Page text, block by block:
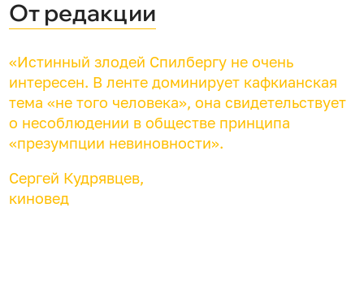
От редакции
«Истинный злодей Спилбергу не очень
интересен. В ленте доминирует кафкианская
тема «не того человека», она свидетельствует
о несоблюдении в обществе принципа
«презумпции невиновности».
Сергей Кудрявцев,
киновед